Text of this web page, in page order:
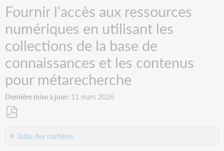
Fournir l'accès aux ressources
numériques en utilisant les
collections de la base de
connaissances et les contenus
pour métarecherche
Dernière mise à jour 11 mars 2026
en Table des matières